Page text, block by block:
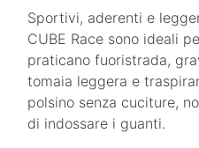
Sportivi, aderenti e
CUBE Race sono ideali
praticano fuoristrada,
tomaia leggera e
polsino senza cuciture,
di indossare i guanti.